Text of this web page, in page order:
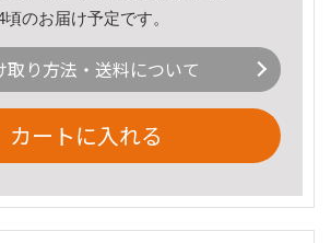
のお届け予定です。
取り方法・送料について
カートに入れる